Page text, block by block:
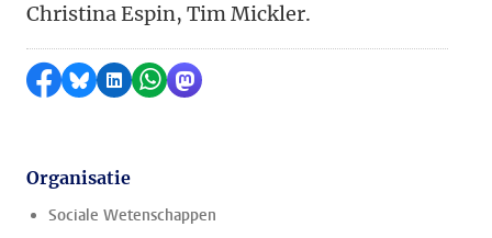
Christina Espin, Tim Mickler.
Delen op Facebook
Delen via Bluesky
Delen op LinkedIn
Delen via WhatsApp
Delen via Mastodon
Organisatie
Sociale Wetenschappen